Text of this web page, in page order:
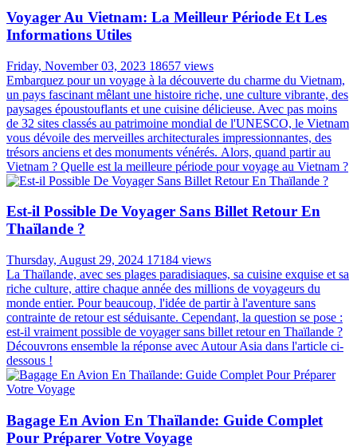
Voyager Au Vietnam: La Meilleur Période Et Les
Informations Utiles
Friday, November 03, 2023 18657 views
Embarquez pour un voyage à la découverte du charme du Vietnam,
un pays fascinant mêlant une histoire riche, une culture vibrante, des
paysages époustouflants et une cuisine délicieuse. Avec pas moins
de 32 sites classés au patrimoine mondial de l'UNESCO, le Vietnam
vous dévoile des merveilles architecturales impressionnantes, des
trésors anciens et des monuments vénérés. Alors, quand partir au
Vietnam ? Quelle est la meilleure période pour voyage au Vietnam ?
Est-il Possible De Voyager Sans Billet Retour En
Thaïlande ?
Thursday, August 29, 2024 17184 views
La Thaïlande, avec ses plages paradisiaques, sa cuisine exquise et sa
riche culture, attire chaque année des millions de voyageurs du
monde entier. Pour beaucoup, l'idée de partir à l'aventure sans
contrainte de retour est séduisante. Cependant, la question se pose :
est-il vraiment possible de voyager sans billet retour en Thaïlande ?
Découvrons ensemble la réponse avec Autour Asia dans l'article ci-
dessous !
Bagage En Avion En Thaïlande: Guide Complet
Pour Préparer Votre Voyage